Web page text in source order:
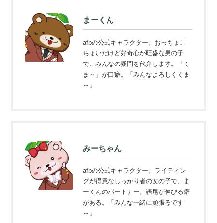
まーくん
afbの公式キャラクター。おっちょこ
ちょいだけど好奇心が旺盛な男の子
で、みんなの疑問を代弁します。「く
ま～」が口癖。「みんなよろしくくま
～」
みーちゃん
afbの公式キャラクター。ライティン
グが得意なしっかり者の女の子で、ま
ーくんのパートナー。語尾が伸びる癖
がある。「みんな一緒に頑張るです
～」